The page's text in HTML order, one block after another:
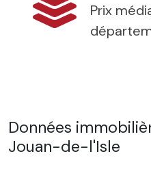
Prix
Données
Jouan-de-l'Isle